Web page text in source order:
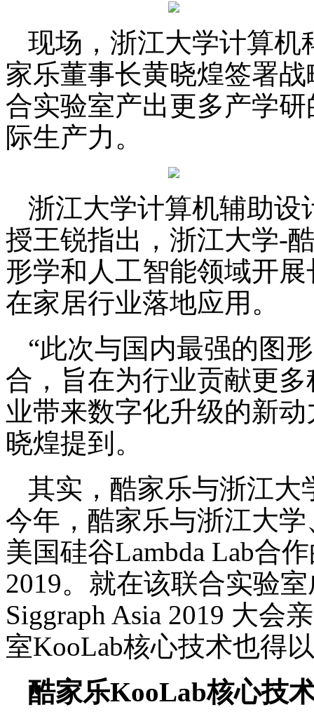
现场，浙江大学计算机
家乐董事长黄晓煌签署
合实验室产出更多产学
际生产力。
浙江大学计算机辅助设
授王锐指出，浙江大学-
形学和人工智能领域开
在家居行业落地应用。
“此次与国内最强的图
合，旨在为行业贡献更
业带来数字化升级的新
晓煌提到。
其实，酷家乐与浙江大
今年，酷家乐与浙江大
美国硅谷Lambda Lab合
2019。就在该联合实验
Siggraph Asia 2019 大会
室KooLab核心技术也得
酷家乐KooLab核心技